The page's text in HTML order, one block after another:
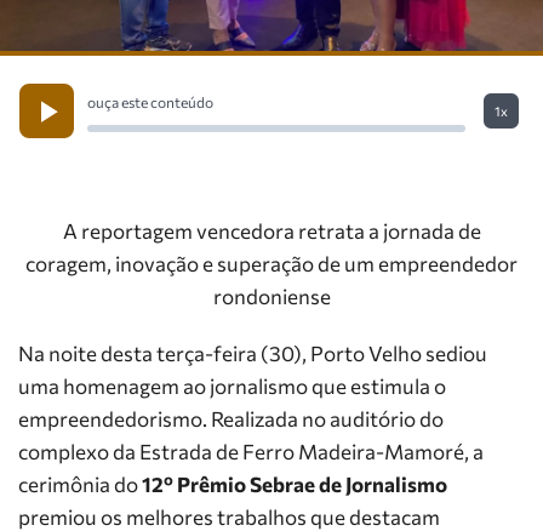
ouça este conteúdo
1x
A reportagem vencedora retrata a jornada de
coragem, inovação e superação de um empreendedor
rondoniense
Na noite desta terça-feira (30), Porto Velho sediou
uma homenagem ao jornalismo que estimula o
empreendedorismo. Realizada no auditório do
complexo da Estrada de Ferro Madeira-Mamoré, a
cerimônia do12º Prêmio Sebrae de Jornalismo
premiou os melhores trabalhos que destacam